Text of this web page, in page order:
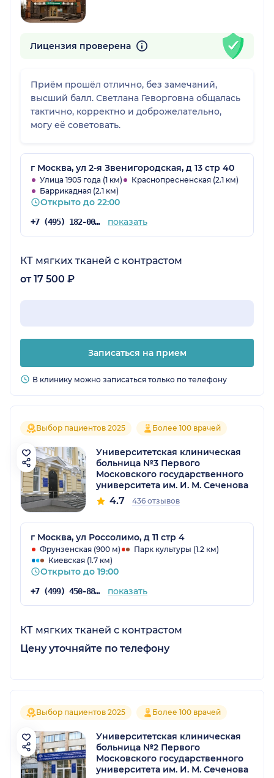
Лицензия проверена
Приём прошёл отлично, без замечаний,
высший балл. Светлана Геворговна общалась
тактично, корректно и доброжелательно,
могу её советовать.
г Москва, ул 2-я Звенигородская, д 13 стр 40
Улица 1905 года (1 км)
Краснопресненская (2.1 км)
Баррикадная (2.1 км)
Открыто до 22:00
+7 (495) 182-00-85 показать
КТ мягких тканей с контрастом
от 17 500 ₽
Записаться на прием
В клинику можно записаться только по телефону
Выбор пациентов 2025 Более 100 врачей
Университетская клиническая
больница №3 Первого
Московского государственного
университета им. И. М. Сеченова
4.7 436 отзывов
г Москва, ул Россолимо, д 11 стр 4
Фрунзенская (900 м)
Парк культуры (1.2 км)
Киевская (1.7 км)
Открыто до 19:00
+7 (499) 450-88-89 показать
КТ мягких тканей с контрастом
Цену уточняйте по телефону
Выбор пациентов 2025 Более 100 врачей
Университетская клиническая
больница №2 Первого
Московского государственного
университета им. И. М. Сеченова